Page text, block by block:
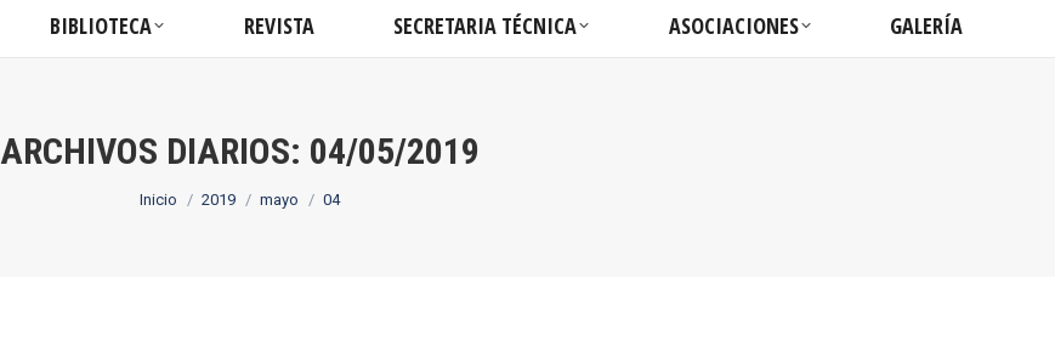
BIBLIOTECA REVISTA SECRETARIA TÉCNICA ASOCIACIONES GALERÍA
ARCHIVOS DIARIOS: 04/05/2019
Estás aquí:
Inicio 2019 mayo 04